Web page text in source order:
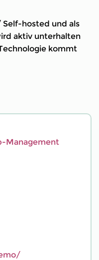
hosted und als
aktiv unterhalten
kommt
Management